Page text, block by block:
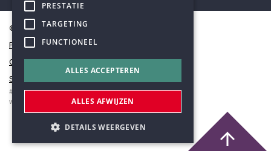
© Humanistisch Verbond 2026
Privacy
Cookiestatement
Sitemap
#codedwithlove byCodelines
webapplicaties
mobiele apps&maatwerk websites
PRESTATIE
TARGETING
FUNCTIONEEL
ALLES ACCEPTEREN
ALLES AFWIJZEN
DETAILS WEERGEVEN